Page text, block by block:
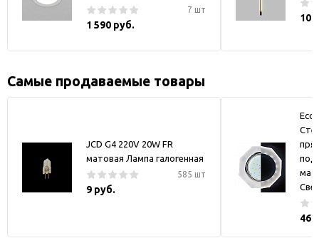
7 шт
1 590 руб.
10
Самые продаваемые товары
JCD G4 220V 20W FR
матовая Лампа галогенная
585 шт
9 руб.